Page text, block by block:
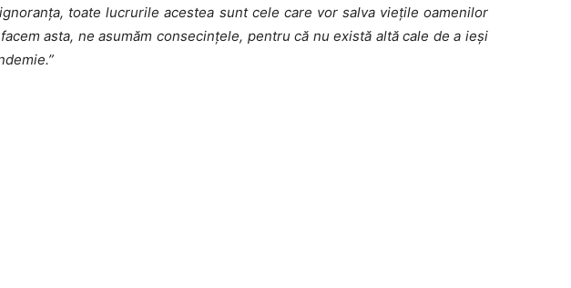
toate lucrurile acestea sunt cele care vor salva viețile oamenilor
asta, ne asumăm consecințele, pentru că nu există altă cale de a ieși